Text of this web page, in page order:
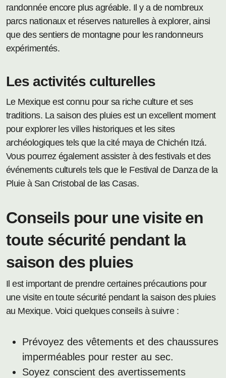
randonnée encore plus agréable. Il y a de nombreux
parcs nationaux et réserves naturelles à explorer, ainsi
que des sentiers de montagne pour les randonneurs
expérimentés.
Les activités culturelles
Le Mexique est connu pour sa riche culture et ses
traditions. La saison des pluies est un excellent moment
pour explorer les villes historiques et les sites
archéologiques tels que la cité maya de Chichén Itzá.
Vous pourrez également assister à des festivals et des
événements culturels tels que le Festival de Danza de la
Pluie à San Cristobal de las Casas.
Conseils pour une visite en
toute sécurité pendant la
saison des pluies
Il est important de prendre certaines précautions pour
une visite en toute sécurité pendant la saison des pluies
au Mexique. Voici quelques conseils à suivre :
Prévoyez des vêtements et des chaussures
imperméables pour rester au sec.
Soyez conscient des avertissements